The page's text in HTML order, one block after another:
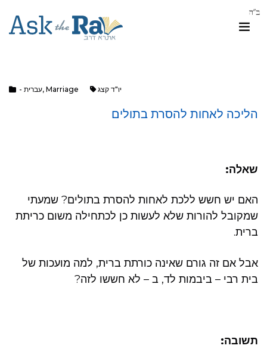
- עברית, Marriage יו"ד קצג
הליכה לאחות להסרת בתולים
שאלה:
האם יש חשש ללכת לאחות להסרת בתולים? שמעתי
שמקובל להורות שלא לעשות כן לכתחילה משום כריתת
ברית.
אבל אם זה גורם שאינה כורתת ברית, למה מועכות של
בית רבי – ביבמות לד, ב – לא חששו לזה?
תשובה: